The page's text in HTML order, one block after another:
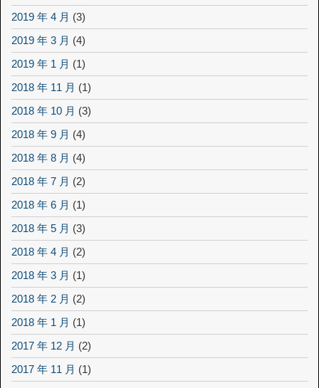
2019 年 4 月 (3)
2019 年 3 月 (4)
2019 年 1 月 (1)
2018 年 11 月 (1)
2018 年 10 月 (3)
2018 年 9 月 (4)
2018 年 8 月 (4)
2018 年 7 月 (2)
2018 年 6 月 (1)
2018 年 5 月 (3)
2018 年 4 月 (2)
2018 年 3 月 (1)
2018 年 2 月 (2)
2018 年 1 月 (1)
2017 年 12 月 (2)
2017 年 11 月 (1)